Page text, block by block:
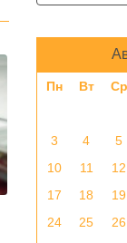
Пн Вт Ср
3
4 5
10
11 12
17
18 19
24
25 26